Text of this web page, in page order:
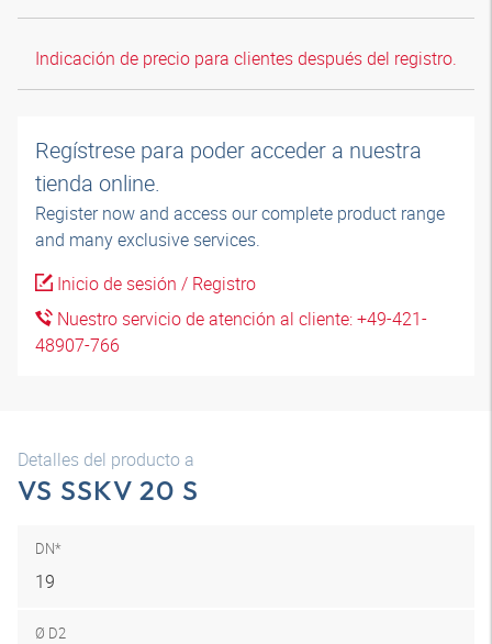
Indicación de precio para clientes después del registro.
Regístrese para poder acceder a nuestra
tienda online.
Register now and access our complete product range
and many exclusive services.
Inicio de sesión / Registro
Nuestro servicio de atención al cliente: +49-421-
48907-766
Detalles del producto a
VS SSKV 20 S
DN*
19
Ø D2